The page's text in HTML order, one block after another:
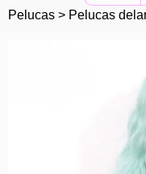
Pelucas > Pelucas
Abre tu
y toca